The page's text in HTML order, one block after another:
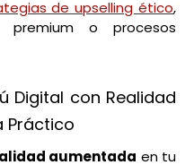
de upselling ético,
premium o procesos
Digital con Realidad
Práctico
aumentada en tu